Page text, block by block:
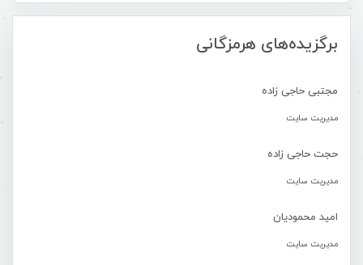
برگزیده‌های هرمزگانی
مجتبی حاجی زاده
مدیریت سایت
حجت حاجی زاده
مدیریت سایت
امید محمودیان
مدیریت سایت